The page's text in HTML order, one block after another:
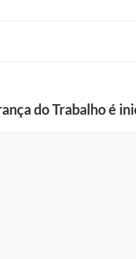
do Trabalho é